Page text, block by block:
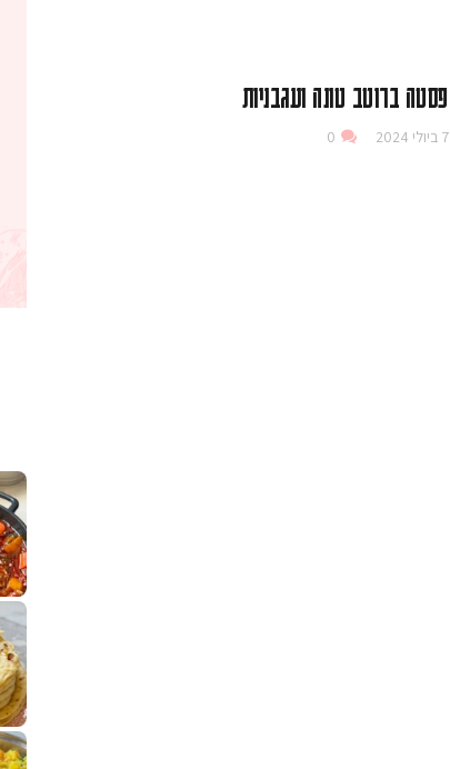
פסטה ברוטב טונה ועגבניות
7 ביולי 2024 0
. גולש המר
קלחי תירס צרובים על מחבת עם גבינה
נשנושי פרגיות
אז פסטל טוניסאי
למתכון
פיצה של תשעת הימים ולמה היא נקראת